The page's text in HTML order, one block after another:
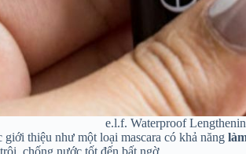
e.l.f. Waterproof
thiệu như một loại mascara có khả năng
chống nước tốt đến bất ngờ.